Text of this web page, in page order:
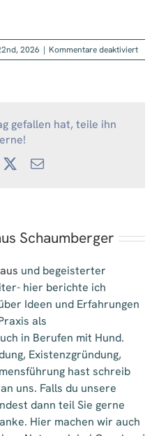
2026 | Kommentare deaktiviertfür
gefallen hat, teile ihn
X
E-
Schaumberger
und begeisterter
hier berichte ich
Ideen und Erfahrungen
als
in Berufen mit Hund.
Existenzgründung,
hast schreib
an uns. Falls du unsere
dann teil Sie gerne
Hier machen wir auch